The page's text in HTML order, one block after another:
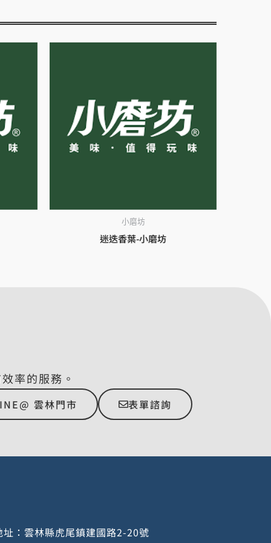
小磨坊
迷迭香葉-小磨坊
率的服務。
雲林門市 表單諮詢
址：雲林縣虎尾鎮建國路2-20號